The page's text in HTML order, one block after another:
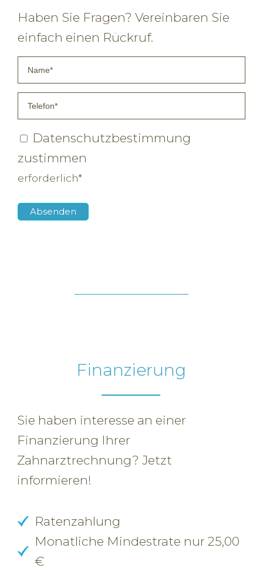
Haben Sie Fragen? Vereinbaren Sie
einfach einen Rückruf.
Datenschutzbestimmung
zustimmen
erforderlich*
Finanzierung
Sie haben interesse an einer
Finanzierung Ihrer
Zahnarztrechnung? Jetzt
informieren!
Ratenzahlung
Monatliche Mindestrate nur 25,00
€